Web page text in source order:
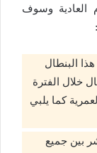
العادية وسوف
البنطال
خلال الفترة
كما يلبي
بين جميع